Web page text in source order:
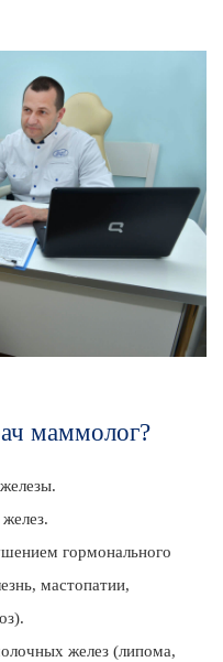
маммолог?
гормонального
мастопатии,
желез (липома,